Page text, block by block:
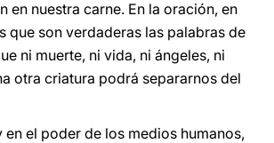
nuestra carne. En la oración, en
que son verdaderas las palabras de
ni muerte, ni vida, ni ángeles, ni
otra criatura podrá separarnos del
el poder de los medios humanos,